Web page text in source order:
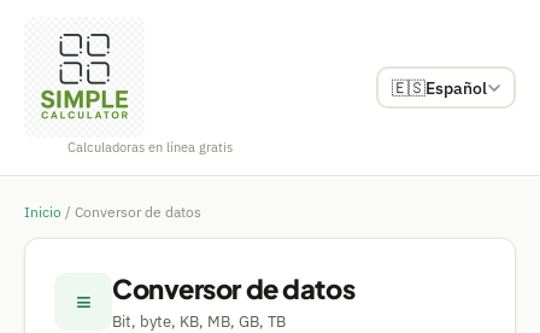
Calculadoras en línea gratis
🇪🇸Español
Inicio / Conversor de datos
≡ Conversor de datos
Bit, byte, KB, MB, GB, TB